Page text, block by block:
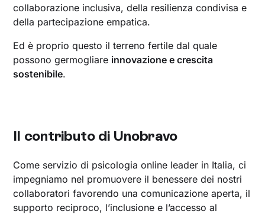
collaborazione inclusiva, della resilienza condivisa e
della partecipazione empatica.
Ed è proprio questo il terreno fertile dal quale
possono germogliare innovazione e crescita
sostenibile.
Il contributo di Unobravo
Come servizio di psicologia online leader in Italia, ci
impegniamo nel promuovere il benessere dei nostri
collaboratori favorendo una comunicazione aperta, il
supporto reciproco, l’inclusione e l’accesso al